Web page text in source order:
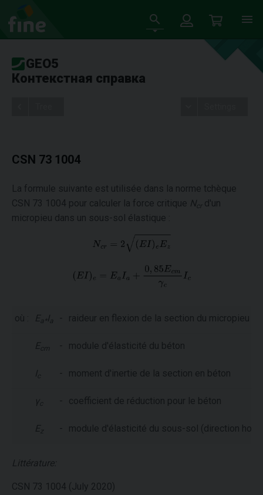
GEO5
Контекстная справка
CSN 73 1004
La formule suivante est utilisée dans la norme tchèque
CSN 73 1004 pour calculer la force critique N cr d'un
micropieu dans un sous-sol élastique :
où : E a* I a - raideur en flexion de la section du micropieu
E cm - module d'élasticité du béton
I - moment d'inertie de la section en béton
γ - coefficient de réduction pour le béton
Ez - module d'élasticité du sous-sol (direction
Littérature:
CSN 73 1004 (July 2020)